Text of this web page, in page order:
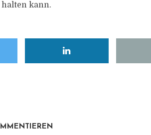
kann.